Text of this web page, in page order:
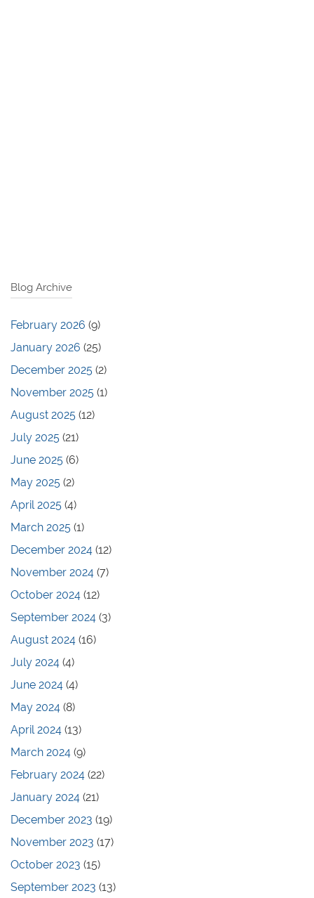
Blog Archive
February 2026 (9)
January 2026 (25)
December 2025 (2)
November 2025 (1)
August 2025 (12)
July 2025 (21)
June 2025 (6)
May 2025 (2)
April 2025 (4)
March 2025 (1)
December 2024 (12)
November 2024 (7)
October 2024 (12)
September 2024 (3)
August 2024 (16)
July 2024 (4)
June 2024 (4)
May 2024 (8)
April 2024 (13)
March 2024 (9)
February 2024 (22)
January 2024 (21)
December 2023 (19)
November 2023 (17)
October 2023 (15)
September 2023 (13)